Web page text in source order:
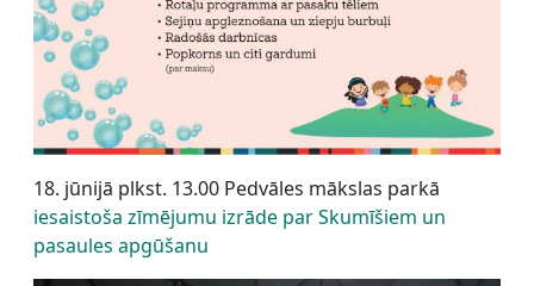
18. jūnijā plkst. 13.00 Pedvāles mākslas parkā
iesaistoša zīmējumu izrāde par Skumīšiem un
pasaules apgūšanu